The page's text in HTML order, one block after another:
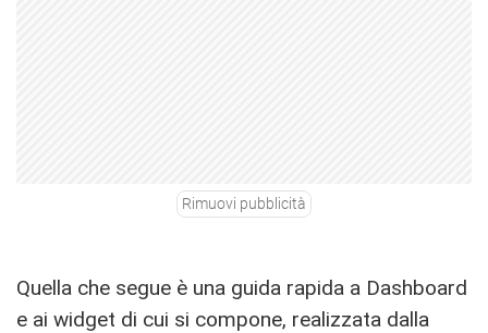
Rimuovi pubblicità
Quella che segue è una guida rapida a Dashboard
e ai widget di cui si compone, realizzata dalla